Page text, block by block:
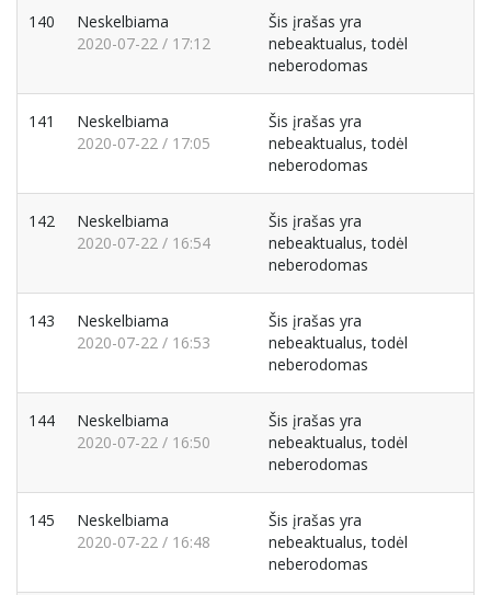
140
Neskelbiama
2020-07-22 / 17:12
Šis įrašas yra
nebeaktualus, todėl
neberodomas
141
Neskelbiama
2020-07-22 / 17:05
Šis įrašas yra
nebeaktualus, todėl
neberodomas
142
Neskelbiama
2020-07-22 / 16:54
Šis įrašas yra
nebeaktualus, todėl
neberodomas
143
Neskelbiama
2020-07-22 / 16:53
Šis įrašas yra
nebeaktualus, todėl
neberodomas
144
Neskelbiama
2020-07-22 / 16:50
Šis įrašas yra
nebeaktualus, todėl
neberodomas
145
Neskelbiama
2020-07-22 / 16:48
Šis įrašas yra
nebeaktualus, todėl
neberodomas